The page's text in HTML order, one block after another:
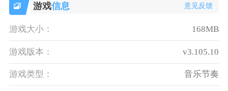
游戏信息 意见反馈
游戏大小： 168MB
游戏版本： v3.105.10
游戏类型： 音乐节奏